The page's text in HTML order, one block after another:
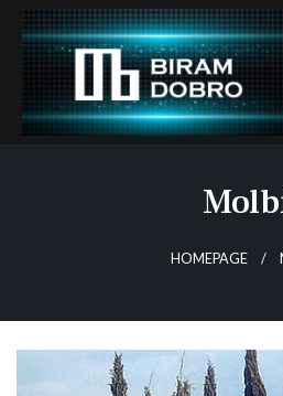
Skip
content
HOMEPAGE